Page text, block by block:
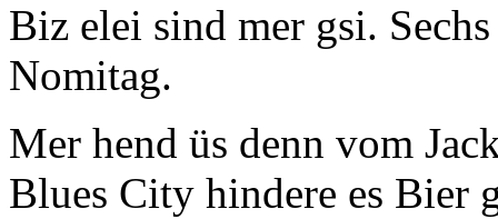
Biz elei sind mer gsi.
Nomitag.
Mer hend üs denn vom
Blues City hindere es Bier